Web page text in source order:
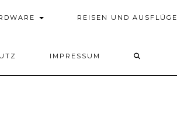
REISEN UND AUSFLÜGE
IMPRESSUM